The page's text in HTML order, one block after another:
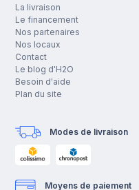
La livraison
Le financement
Nos partenaires
Nos locaux
Contact
Le blog d'H2O
Besoin d'aide
Plan du site
Modes de livraison
Moyens de paiement